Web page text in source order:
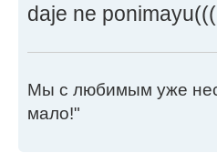
daje ne
Мы с любимым уже
мало!"